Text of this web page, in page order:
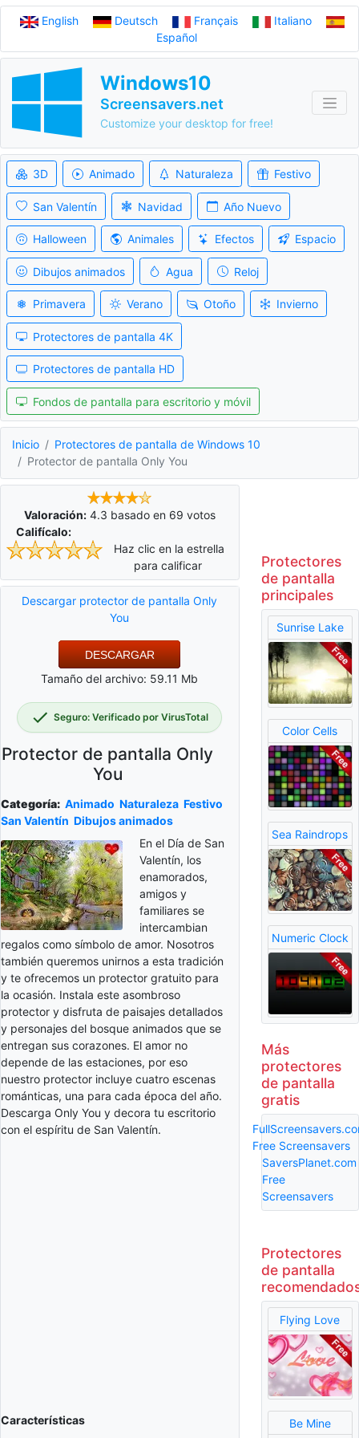
English Deutsch Français
Italiano
Español
Windows10
Screensavers.net
Customize your desktop for free!
3D Animado Naturaleza Festivo
San Valentín Navidad Año Nuevo
Halloween Animales Efectos Espacio
Dibujos animados Agua Reloj
Primavera Verano Otoño Invierno
Protectores de pantalla 4K
Protectores de pantalla HD
Fondos de pantalla para escritorio y móvil
Inicio
Protectores de pantalla de Windows 10
Protector de pantalla Only You
Valoración: 4.3 basado en 69 votos
Califícalo:
Haz clic en la estrella
para calificar
Descargar protector de pantalla Only
You
DESCARGAR
Tamaño del archivo: 59.11 Mb
Seguro: Verificado por VirusTotal
Protector de pantalla Only
You
Categoría: Animado Naturaleza Festivo
San Valentín Dibujos animados
En el Día de San
Valentín, los
enamorados,
amigos y
familiares se
intercambian
regalos como símbolo de amor. Nosotros
también queremos unirnos a esta tradición
y te ofrecemos un protector gratuito para
la ocasión. Instala este asombroso
protector y disfruta de paisajes detallados
y personajes del bosque animados que se
entregan sus corazones. El amor no
depende de las estaciones, por eso
nuestro protector incluye cuatro escenas
románticas, una para cada época del año.
Descarga Only You y decora tu escritorio
con el espíritu de San Valentín.
Características
Protectores
de pantalla
principales
Sunrise Lake
Color Cells
Sea Raindrops
Numeric Clock
Más
protectores
de pantalla
gratis
Free Screensavers
SaversPlanet.com
Free
Screensavers
Protectores
de pantalla
Flying Love
Be Mine